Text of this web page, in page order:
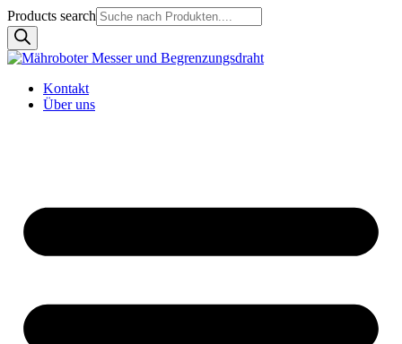
Products search
Kontakt
Über uns